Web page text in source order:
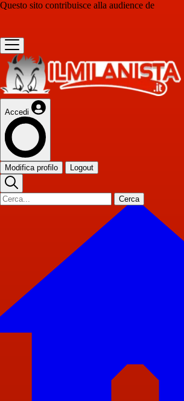
Questo sito contribuisce alla audience de
Accedi
Modifica profilo Logout
Cerca